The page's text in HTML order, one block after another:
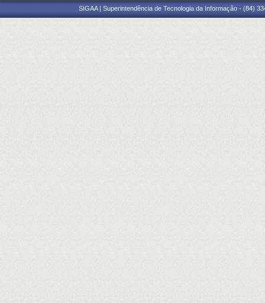
SIGAA | Superintendência de Tecnologia da Informação - (84)